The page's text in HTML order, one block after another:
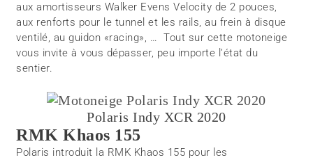
aux amortisseurs Walker Evens Velocity de 2 pouces,
aux renforts pour le tunnel et les rails, au frein à disque
ventilé, au guidon «racing», … Tout sur cette motoneige
vous invite à vous dépasser, peu importe l’état du
sentier.
Polaris Indy XCR 2020
RMK Khaos 155
Polaris introduit la RMK Khaos 155 pour les